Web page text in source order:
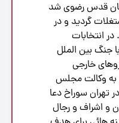
قدس رضوى شد
گردید و در
انتخابات
در 1322که با جنگ بین الملل
خارجى
به وکالت مجلس
تهران سوراخ دعا
و اشراف و رجال